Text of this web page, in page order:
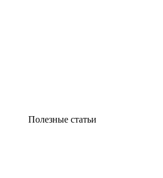
Полезные статьи